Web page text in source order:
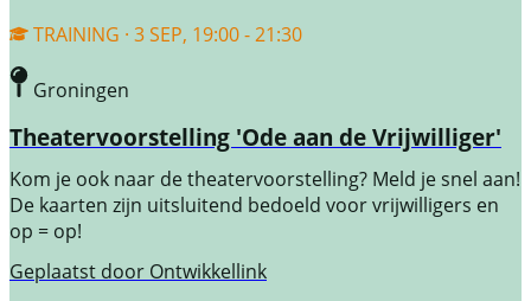
TRAINING · 3 SEP, 19:00 - 21:30
Groningen
Theatervoorstelling 'Ode aan de Vrijwilliger'
Kom je ook naar de theatervoorstelling? Meld je snel aan!
De kaarten zijn uitsluitend bedoeld voor vrijwilligers en
op = op!
Geplaatst door Ontwikkellink